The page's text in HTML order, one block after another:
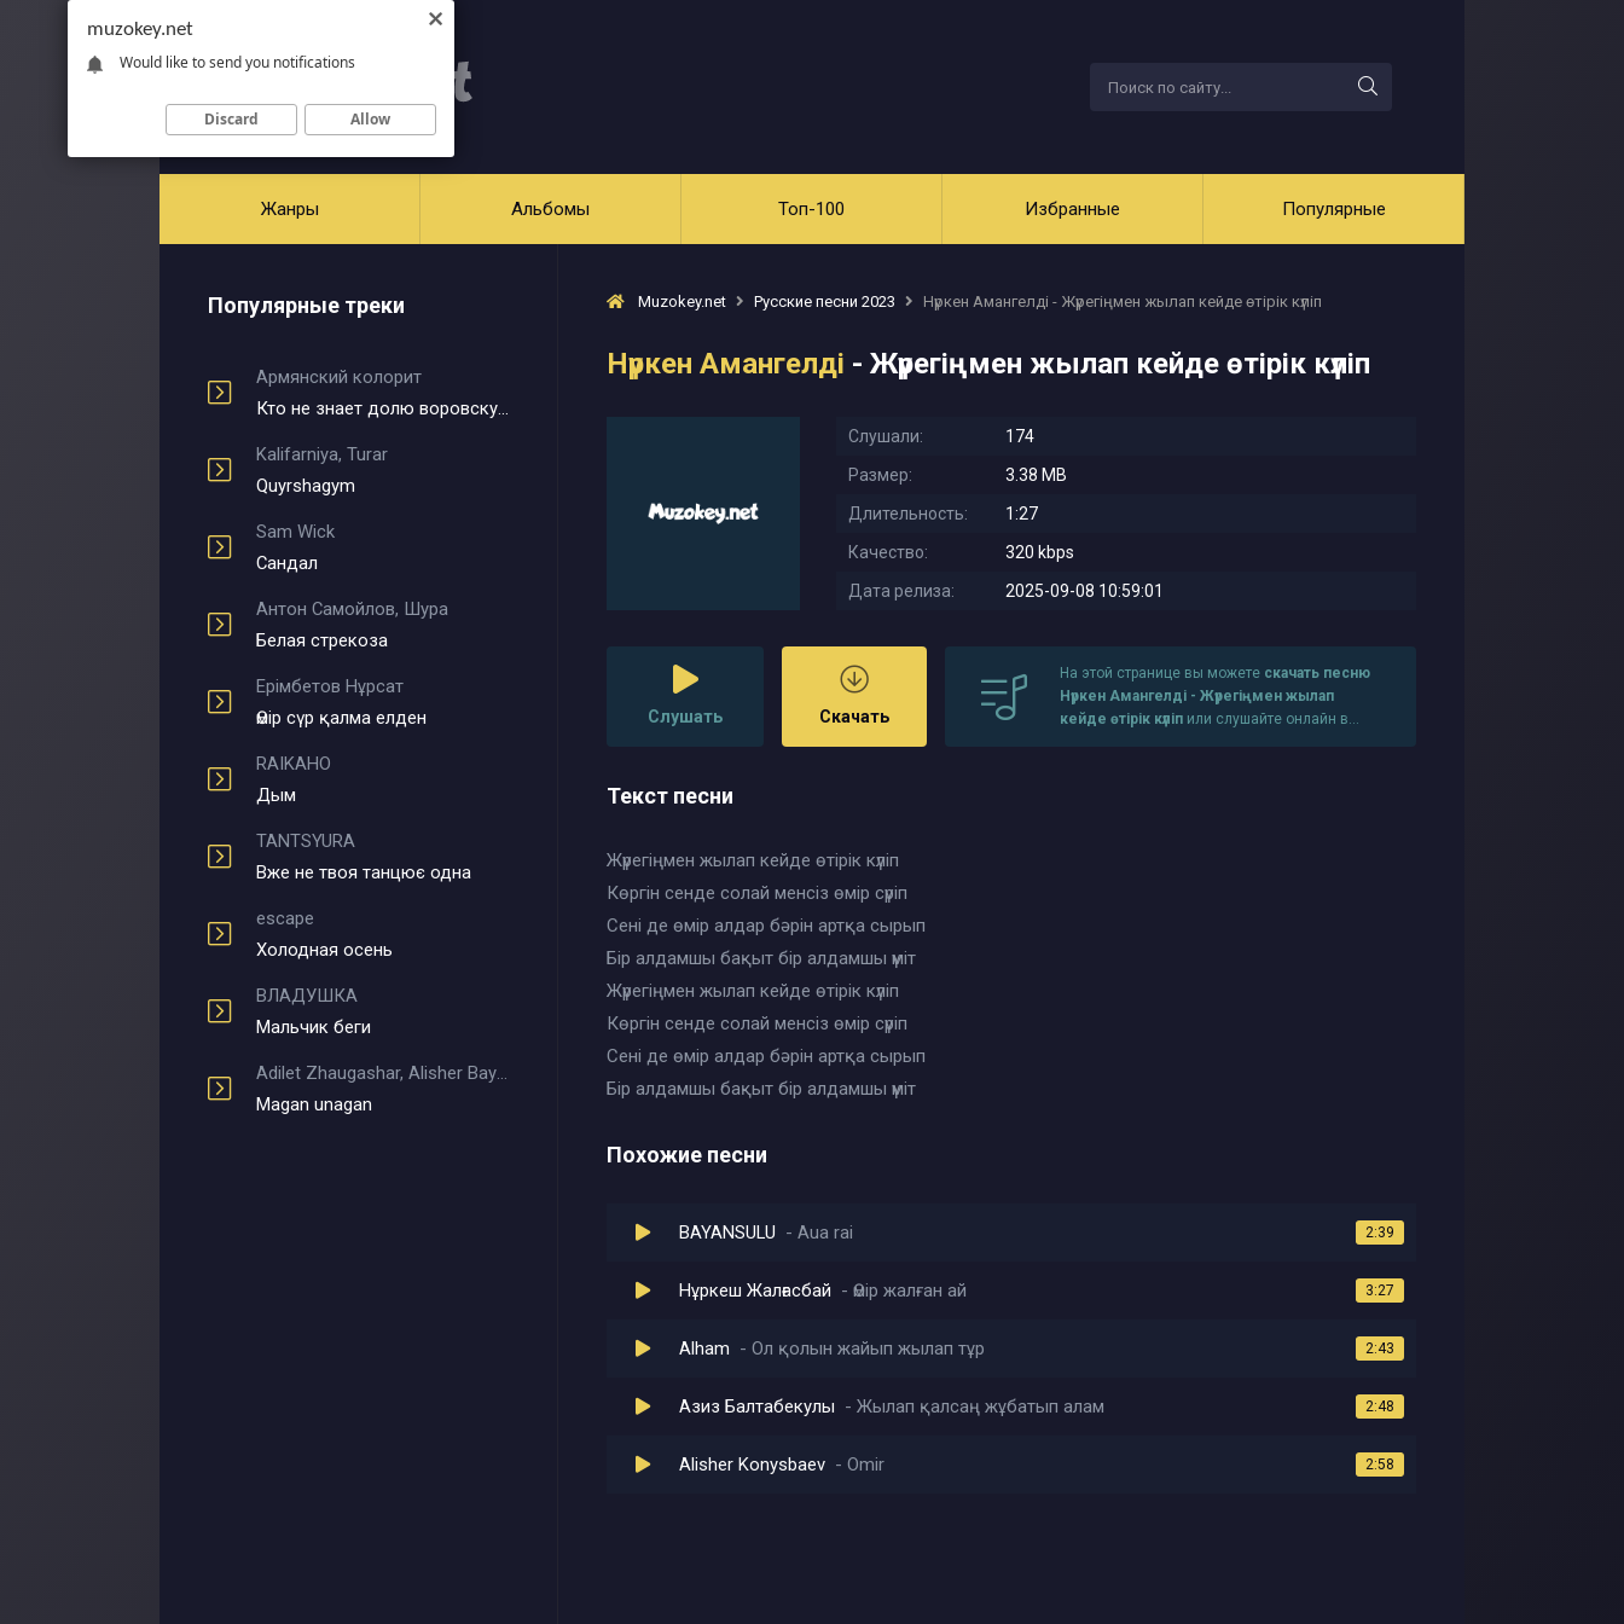
Жанры Альбомы Топ-100 Избранные Популярные
Популярные треки
Армянский колорит
Кто не знает долю воровскую
Kalifarniya, Turar
Quyrshagym
Sam Wick
Сандал
Антон Самойлов, Шура
Белая стрекоза
Ерімбетов Нұрсат
Өмір сүр қалма елден
RAIKAHO
Дым
TANTSYURA
Вже не твоя танцює одна
escape
Холодная осень
ВЛАДУШКА
Мальчик беги
Adilet Zhaugashar, Alisher Bayniyazov
Magan unagan
Muzokey.net Русские песни 2023 Нүркен Амангелді - Жүрегіңмен жылап кейде өтірік күліп
Нүркен Амангелді - Жүрегіңмен жылап кейде өтірік күліп
Слушали:
174
Размер:
3.38 MB
Длительность:
1:27
Качество:
320 kbps
Дата релиза:
2025-09-08 10:59:01
Слушать Скачать
На этой странице вы можете скачать песню
Нүркен Амангелді - Жүрегіңмен жылап
кейде өтірік күліп или слушайте онлайн в
Текст песни
Жүрегіңмен жылап кейде өтірік күліп
Көргін сенде солай менсіз өмір сүріп
Сені де өмір алдар бәрін артқа сырып
Бір алдамшы бақыт бір алдамшы үміт
Жүрегіңмен жылап кейде өтірік күліп
Көргін сенде солай менсіз өмір сүріп
Сені де өмір алдар бәрін артқа сырып
Бір алдамшы бақыт бір алдамшы үміт
Похожие песни
BAYANSULU Aua rai 2:39
Нұркеш Жалғасбай Өмір жалған ай 3:27
Alham Ол қолын жайып жылап тұр 2:43
Азиз Балтабекулы Жылап қалсаң жұбатып алам 2:48
Alisher Konysbaev Omir 2:58
muzokey.net
Would like to send you notifications
Discard Allow